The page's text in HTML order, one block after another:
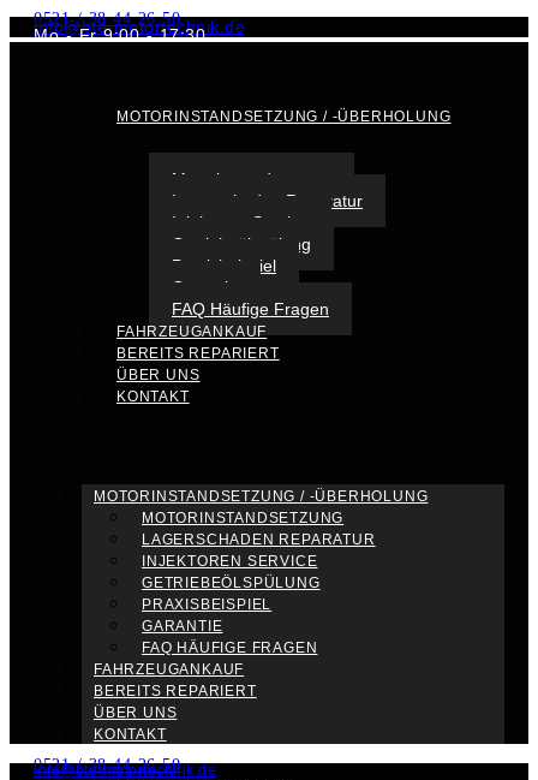
0521 / 38 44 26 50
info@bte-motortechnik.de
Mo - Fr 9:00 - 17:30
MOTORINSTANDSETZUNG / -ÜBERHOLUNG
Motorinstandsetzung
Lagerschaden Reparatur
Injektoren Service
Getriebeölspülung
Praxisbeispiel
Garantie
FAQ Häufige Fragen
FAHRZEUGANKAUF
BEREITS REPARIERT
ÜBER UNS
KONTAKT
MOTORINSTANDSETZUNG / -ÜBERHOLUNG
MOTORINSTANDSETZUNG
LAGERSCHADEN REPARATUR
INJEKTOREN SERVICE
GETRIEBEÖLSPÜLUNG
PRAXISBEISPIEL
GARANTIE
FAQ HÄUFIGE FRAGEN
FAHRZEUGANKAUF
BEREITS REPARIERT
ÜBER UNS
KONTAKT
0521 / 38 44 26 50
info@bte-motortechnik.de